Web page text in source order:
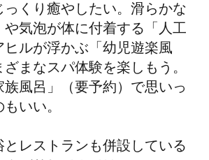
っくり癒やしたい。滑らかな
や気泡が体に付着する「人工
ヒルが浮かぶ「​​幼児遊楽風
まなスパ体験を楽しもう。
風呂」（要予約）で思いっ
いい。
レストランも併設している